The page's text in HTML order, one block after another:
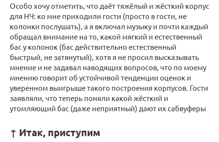
Особо хочу отметить, что даёт тяжёлый и жёсткий корпус
для НЧ: ко мне приходили гости (просто в гости, не
колонки послушать), а я включал музыку и почти каждый
обращал внимание на то, какой мягкий и естественный
бас у колонок (бас действительно естественный
быстрый, не затянутый), хотя я не просил высказывать
мнение и не задавал наводящих вопросов, что по моему
мнению говорит об устойчивой тенденции оценок и
уверенном выигрыше такого построения корпусов. Гости
заявляли, что теперь поняли какой жёсткий и
утомляющий бас (даже неприятный) дают их сабвуферы
↑ Итак, приступим